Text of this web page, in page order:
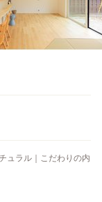
ュラル｜こだわりの内